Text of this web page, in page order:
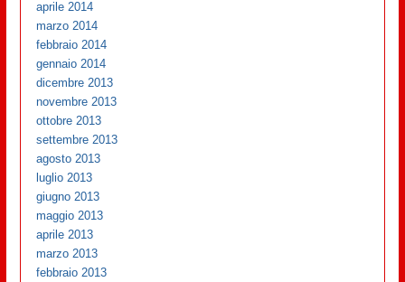
aprile 2014
marzo 2014
febbraio 2014
gennaio 2014
dicembre 2013
novembre 2013
ottobre 2013
settembre 2013
agosto 2013
luglio 2013
giugno 2013
maggio 2013
aprile 2013
marzo 2013
febbraio 2013